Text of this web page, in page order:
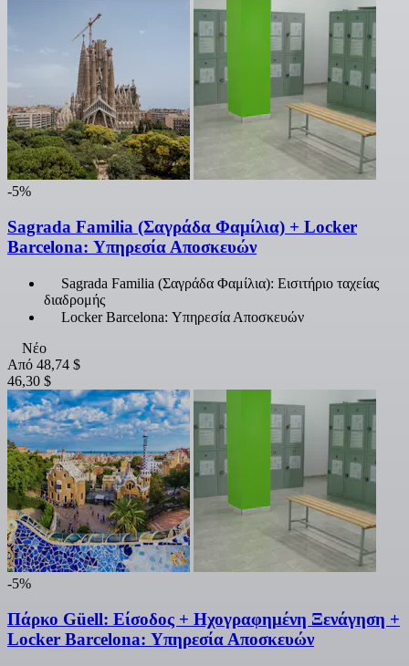
-5%
Sagrada Familia (Σαγράδα Φαμίλια) + Locker
Barcelona: Υπηρεσία Αποσκευών
Sagrada Familia (Σαγράδα Φαμίλια): Εισιτήριο ταχείας
διαδρομής
Locker Barcelona: Υπηρεσία Αποσκευών
Νέο
Από 48,74 $
46,30 $
-5%
Πάρκο Güell: Είσοδος + Ηχογραφημένη Ξενάγηση +
Locker Barcelona: Υπηρεσία Αποσκευών